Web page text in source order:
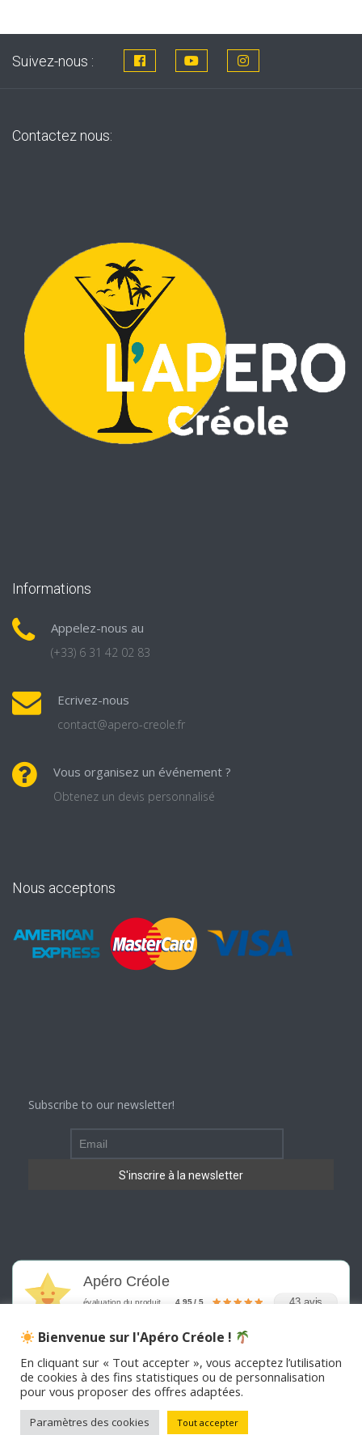
Suivez-nous :
Contactez nous:
Informations
Appelez-nous au
(+33) 6 31 42 02 83
Ecrivez-nous
contact@apero-creole.fr
Vous organisez un événement ?
Obtenez un devis personnalisé
Nous acceptons
Subscribe to our newsletter!
Apéro Créole
évaluation du produit 4.95 / 5 43 avis
©2026 APERO CREOLE . Tous les droits sont réservés
Bienvenue sur l'Apéro Créole !
En cliquant sur « Tout accepter », vous acceptez l’utilisation
de cookies à des fins statistiques ou de personnalisation
pour vous proposer des offres adaptées.
Paramètres des cookies Tout accepter